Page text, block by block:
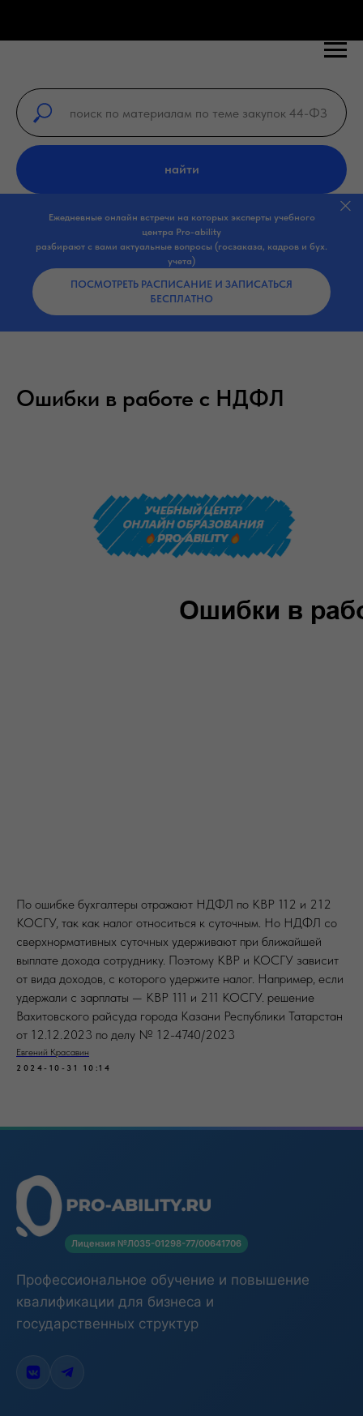
найти
Ежедневные онлайн встречи на которых эксперты учебного
центра Pro-ability
разбирают с вами актуальные вопросы (госзаказа, кадров и бух.
учета)
ПОСМОТРЕТЬ РАСПИСАНИЕ И ЗАПИСАТЬСЯ
БЕСПЛАТНО
Ошибки в работе с НДФЛ
По ошибке бухгалтеры отражают НДФЛ по КВР 112 и 212
КОСГУ, так как налог относиться к суточным. Но НДФЛ со
сверхнормативных суточных удерживают при ближайшей
выплате дохода сотруднику. Поэтому КВР и КОСГУ зависит
от вида доходов, с которого удержите налог. Например, если
удержали с зарплаты — КВР 111 и 211 КОСГУ. решение
Вахитовского райсуда города Казани Республики Татарстан
от 12.12.2023 по делу № 12-4740/2023
Евгений Красавин
2024-10-31 10:14
Лицензия №Л035-01298-77/00641706
Профессиональное обучение и повышение
квалификации для бизнеса и
государственных структур